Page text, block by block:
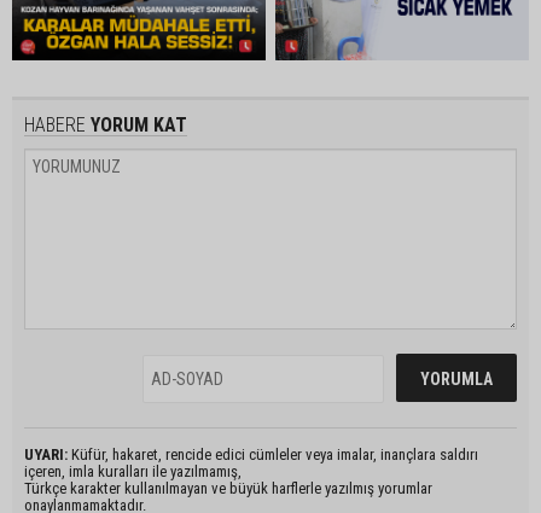
HABERE YORUM KAT
UYARI: Küfür, hakaret, rencide edici cümleler veya imalar, inançlara saldırı
içeren, imla kuralları ile yazılmamış,
Türkçe karakter kullanılmayan ve büyük harflerle yazılmış yorumlar
onaylanmamaktadır.